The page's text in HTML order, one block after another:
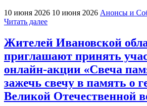
10 июня 2026 10 июня 2026 Анонсы и
Читать далее"Уже
тысяч
жителей
Ивановской
сделали
свой
выбор
и
Жителей Ивановской
приглашают принять
онлайн-акции «Свеча
зажечь свечу в память о
Великой Отечественной